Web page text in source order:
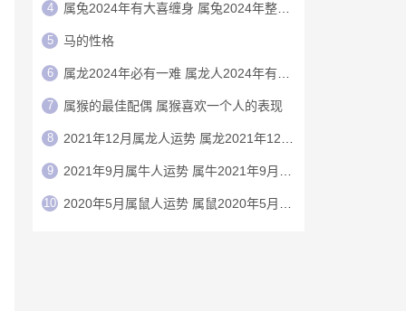
4 属兔2024年有大喜缠身 属兔2024年整体运势
5 马的性格
6 属龙2024年必有一难 属龙人2024年有大难
7 ‌‌属猴的最佳配偶 属猴喜欢一个人的表现
8 2021年12月属龙人运势 属龙2021年12月运程
9 2021年9月属牛人运势 属牛2021年9月运程
10 2020年5月属鼠人运势 属鼠2020年5月运程